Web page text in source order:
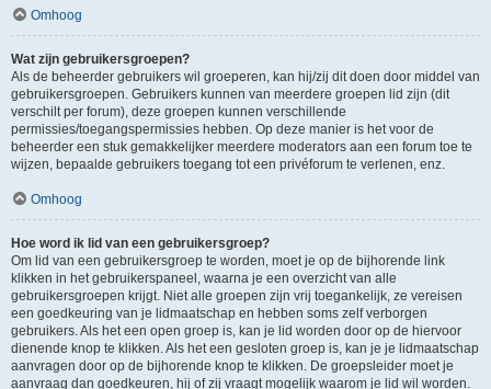
Omhoog
Wat zijn gebruikersgroepen?
Als de beheerder gebruikers wil groeperen, kan hij/zij dit doen door middel van
gebruikersgroepen. Gebruikers kunnen van meerdere groepen lid zijn (dit
verschilt per forum), deze groepen kunnen verschillende
permissies/toegangspermissies hebben. Op deze manier is het voor de
beheerder een stuk gemakkelijker meerdere moderators aan een forum toe te
wijzen, bepaalde gebruikers toegang tot een privéforum te verlenen, enz.
Omhoog
Hoe word ik lid van een gebruikersgroep?
Om lid van een gebruikersgroep te worden, moet je op de bijhorende link
klikken in het gebruikerspaneel, waarna je een overzicht van alle
gebruikersgroepen krijgt. Niet alle groepen zijn vrij toegankelijk, ze vereisen
een goedkeuring van je lidmaatschap en hebben soms zelf verborgen
gebruikers. Als het een open groep is, kan je lid worden door op de hiervoor
dienende knop te klikken. Als het een gesloten groep is, kan je je lidmaatschap
aanvragen door op de bijhorende knop te klikken. De groepsleider moet je
aanvraag dan goedkeuren, hij of zij vraagt mogelijk waarom je lid wil worden.